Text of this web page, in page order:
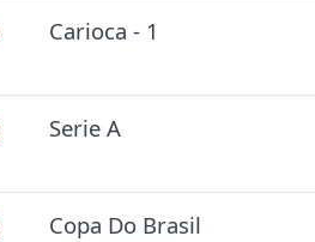
Carioca - 1
Serie A
Copa Do Brasil